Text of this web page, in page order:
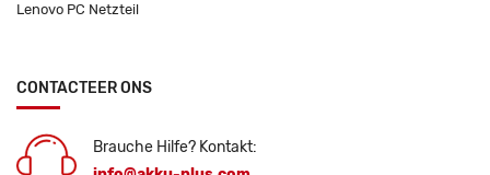
Lenovo PC Netzteil
CONTACTEER ONS
Brauche Hilfe? Kontakt: